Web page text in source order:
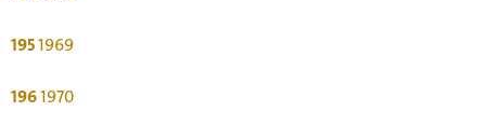
1951969
1961970